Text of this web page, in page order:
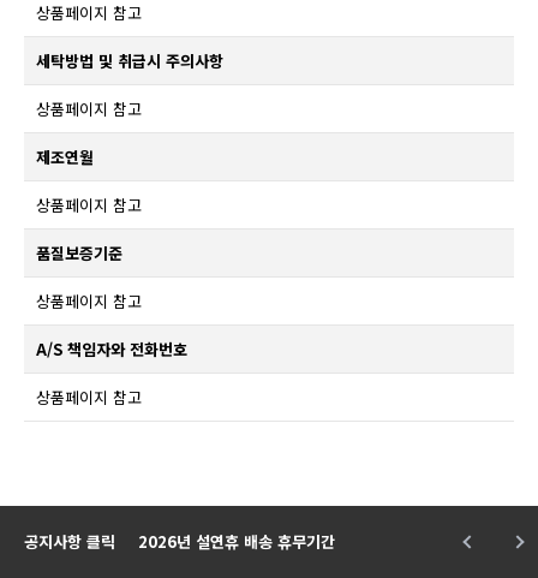
상품페이지 참고
세탁방법 및 취급시 주의사항
상품페이지 참고
제조연월
상품페이지 참고
품질보증기준
상품페이지 참고
A/S 책임자와 전화번호
상품페이지 참고
공지사항 클릭 2026년 설연휴 배송 휴무기간